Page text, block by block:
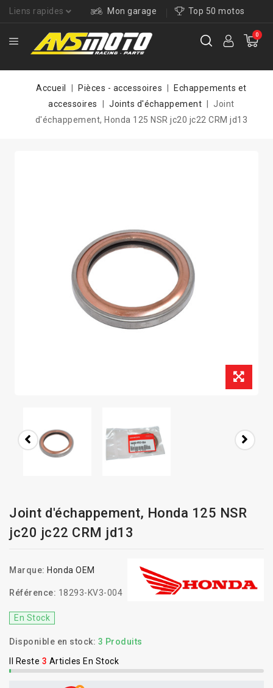
Liens rapides Mon garage Top 50 motos
0
Accueil Pièces - accessoires
Echappements et
accessoires
Joints d'échappement
Joint
d'échappement, Honda 125 NSR jc20 jc22 CRM jd13
Joint d'échappement, Honda 125 NSR
jc20 jc22 CRM jd13
Marque: Honda OEM
Référence: 18293-KV3-004
En Stock
Disponible en stock: 3 Produits
Il Reste 3 Articles En Stock